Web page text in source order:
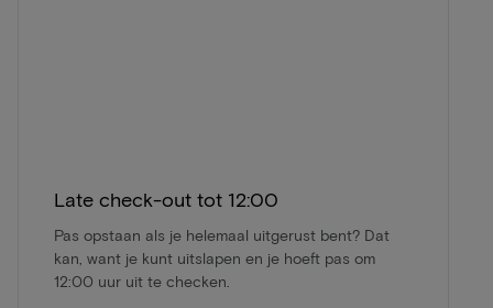
Late check-out tot 12:00
Pas opstaan als je helemaal uitgerust bent? Dat
kan, want je kunt uitslapen en je hoeft pas om
12:00 uur uit te checken.